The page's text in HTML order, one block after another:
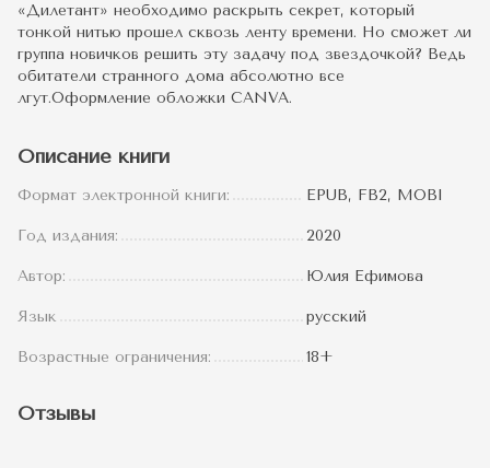
«Дилетант» необходимо раскрыть секрет, который
тонкой нитью прошел сквозь ленту времени. Но сможет ли
группа новичков решить эту задачу под звездочкой? Ведь
обитатели странного дома абсолютно все
лгут.Оформление обложки CANVA.
Описание книги
Формат электронной книги: EPUB, FB2, MOBI
Год издания: 2020
Автор: Юлия Ефимова
Язык русский
Возрастные ограничения: 18+
Отзывы